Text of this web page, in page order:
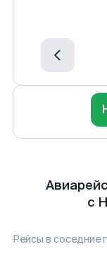
с
Рейсы в соседние